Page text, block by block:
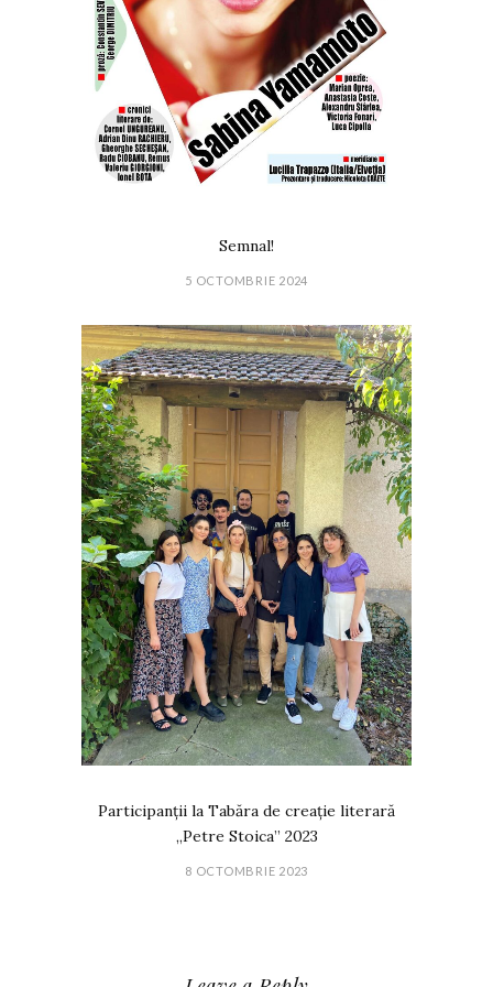
Semnal!
5 OCTOMBRIE 2024
Participanții la Tabăra de creație literară
„Petre Stoica” 2023
8 OCTOMBRIE 2023